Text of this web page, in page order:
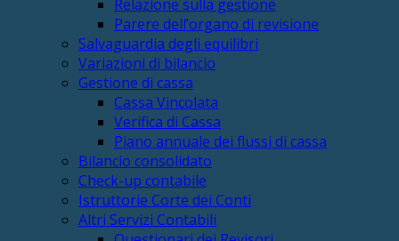
Relazione sulla gestione
Parere dell’organo di revisione
Salvaguardia degli equilibri
Variazioni di bilancio
Gestione di cassa
Cassa Vincolata
Verifica di Cassa
Piano annuale dei flussi di cassa
Bilancio consolidato
Check-up contabile
Istruttorie Corte dei Conti
Altri Servizi Contabili